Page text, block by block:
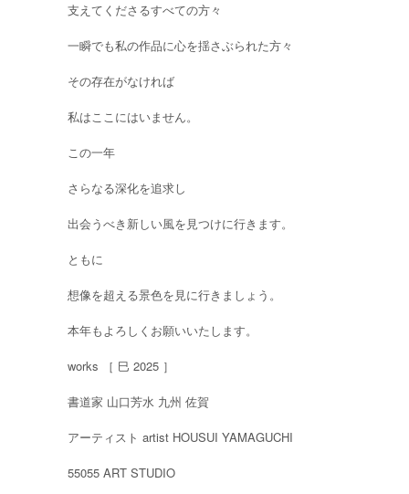
支えてくださるすべての方々
一瞬でも私の作品に心を揺さぶられた方々
その存在がなければ
私はここにはいません。
この一年
さらなる深化を追求し
出会うべき新しい風を見つけに行きます。
ともに
想像を超える景色を見に行きましょう。
本年もよろしくお願いいたします。
works ［ 巳 2025 ］
書道家 山口芳水 九州 佐賀
アーティスト artist HOUSUI YAMAGUCHI
55055 ART STUDIO